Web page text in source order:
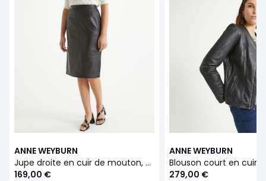
ANNE WEYBURN
Jupe droite en cuir de mouton, mi-longue
169,00 €
ANNE WEYBURN
Blouson court en cuir
279,00 €